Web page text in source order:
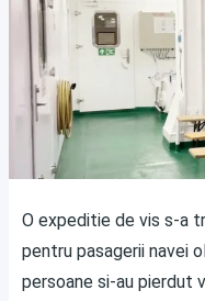
O expeditie de vis s-a
pentru pasagerii navei
persoane si-au pierdut